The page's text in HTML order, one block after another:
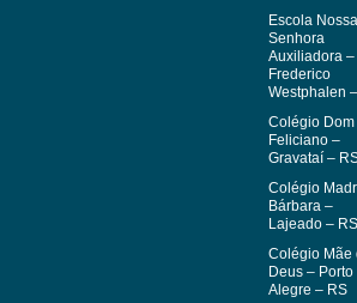
Escola Nossa
Senhora
Auxiliadora –
Frederico
Westphalen
Colégio Dom
Feliciano –
Gravataí –
Colégio
Bárbara –
Lajeado – RS
Colégio Mãe
Deus – Porto
Alegre – RS